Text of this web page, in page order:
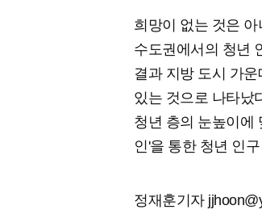
희망이 없는 것은
수도권에서의 청년
결과 지방 도시 가
있는 것으로 나타났
청년 층의 눈높이에
인'을 통한 청년 인
정재훈기자